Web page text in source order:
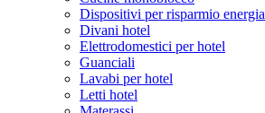
Dispositivi per risparmio energia
Divani hotel
Elettrodomestici per hotel
Guanciali
Lavabi per hotel
Letti hotel